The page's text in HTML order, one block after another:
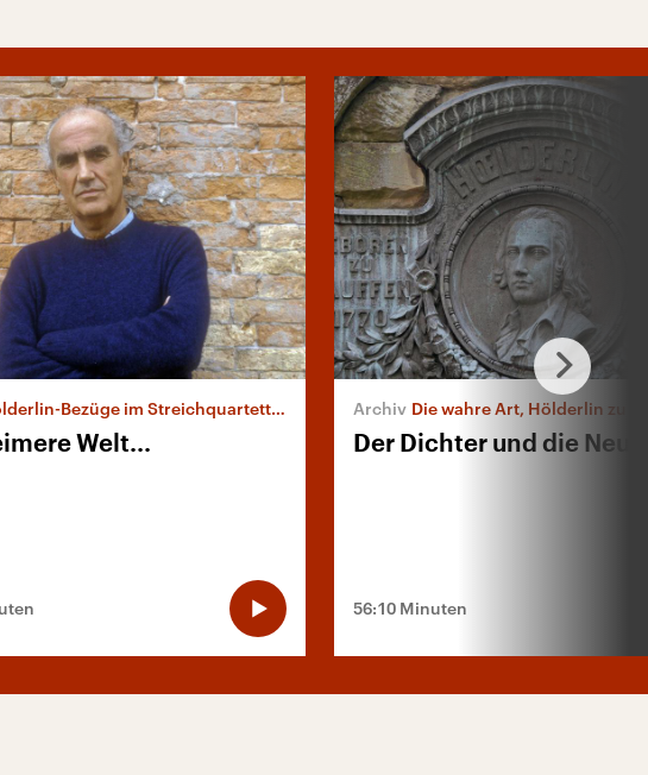
Bezüge im Streichquartett von Luigi Nono
Welt...
Die wahre Art, Hölderlin zu
Der Dichter und die
56:10 Minuten